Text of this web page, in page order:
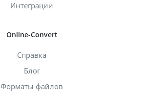
Интеграции
Online-Convert
Справка
Блог
Форматы файлов